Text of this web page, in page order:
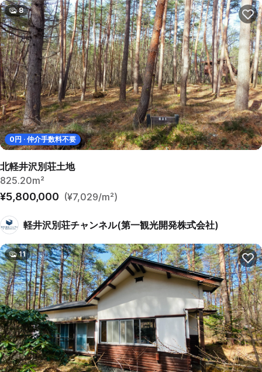
0円 · 仲介手数料不要
8
北軽井沢別荘土地
825.20m²
¥5,800,000 (¥7,029/m²)
軽井沢別荘チャンネル(第一観光開発株式会社)
11